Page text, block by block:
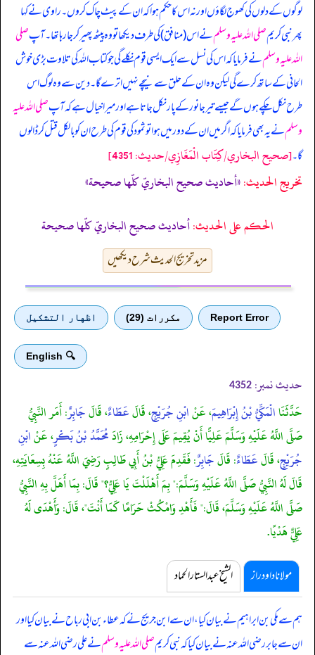
لوگوں کے دلوں کی کھوج لگاؤں اور نہ اس کا حکم ہوا کہ ان کے پیٹ چاک کروں۔ راوی نے کہا
پھر نبی کریمصلی اللہ علیہ وسلمنے اس (منافق) کی طرف دیکھا تو وہ پیٹھ پھیر کر جا رہا تھا۔ آپصلی
اللہ علیہ وسلمنے فرمایا کہ اس کی نسل سے ایک ایسی قوم نکلے گی جو کتاب اللہ کی تلاوت بڑی خوش
الحانی کے ساتھ کرے گی لیکن وہ ان کے حلق سے نیچے نہیں اترے گا۔ دین سے وہ لوگ اس
طرح نکل چکے ہوں گے جیسے تیر جانور کے پار نکل جاتا ہے اور میرا خیال ہے کہ آپصلی اللہ علیہ
وسلمنے یہ بھی فرمایا کہ اگر میں ان کے دور میں ہوا تو ثمود کی قوم کی طرح ان کو بالکل قتل کر ڈالوں
گا۔[صحيح البخاري/كِتَاب الْمَغَازِي/حدیث: 4351]
تخریج الحدیث:«أحاديث صحيح البخاريّ كلّها صحيحة»
الحكم على الحديث:أحاديث صحيح البخاريّ كلّها صحيحة
مزید تخریج الحدیث شرح دیکھیں
Report Error مكررات (29) اظهار التشكيل
🔍 English
حدیث نمبر: 4352
حَدَّثَنَاالْمَكِّيُّ بْنُ إِبْرَاهِيمَ، عَنْابْنِ جُرَيْجٍ، قَالَعَطَاءٌ، قَالَجَابِرٌ: أَمَر النَّبِيُّ
صَلَّى اللَّهُ عَلَيْهِ وَسَلَّمَ عَلِيًّا أَنْ يُقِيمَ عَلَى إِحْرَامِهِ، زَادَمُحَمَّدُ بْنُ بَكْرٍ، عَنْابْنِ
جُرَيْجٍ، قَالَعَطَاءٌ: قَالَجَابِرٌ: فَقَدِمَ عَلِيُّ بْنُ أَبِي طَالِبٍ رَضِيَ اللَّهُ عَنْهُ بِسِعَايَتِهِ،
قَالَ لَهُ النَّبِيُّ صَلَّى اللَّهُ عَلَيْهِ وَسَلَّمَ:" بِمَ أَهْلَلْتَ يَا عَلِيُّ؟" قَالَ: بِمَا أَهَلَّ بِهِ النَّبِيُّ
صَلَّى اللَّهُ عَلَيْهِ وَسَلَّمَ، قَالَ:" فَأَهْدِ وَامْكُثْ حَرَامًا كَمَا أَنْتَ"، قَالَ: وَأَهْدَى لَهُ
عَلِيٌّ هَدْيًا.
مولانا داود راز الشیخ عبدالستار الحماد
ہم سے مکی بن ابراہیم نے بیان کیا، ان سے ابن جریج نے کہ عطاء بن ابی رباح نے بیان کیا اور
ان سے جابر رضی اللہ عنہ نے بیان کیا کہنبی کریمصلی اللہ علیہ وسلمنے علی رضی اللہ عنہ سے